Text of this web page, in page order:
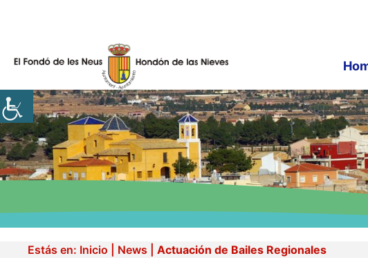
Estás en: Inicio News Actuación de Bailes Regionales